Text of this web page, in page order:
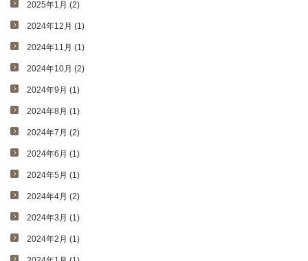
2025年1月 (2)
2024年12月 (1)
2024年11月 (1)
2024年10月 (2)
2024年9月 (1)
2024年8月 (1)
2024年7月 (2)
2024年6月 (1)
2024年5月 (1)
2024年4月 (2)
2024年3月 (1)
2024年2月 (1)